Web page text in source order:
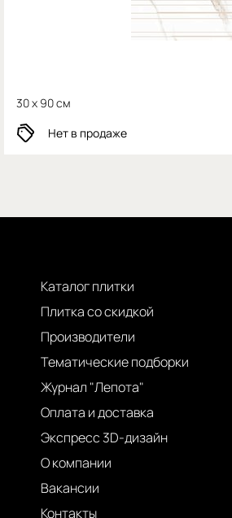
30 x 90 см
Нет в продаже
Каталог плитки
Плитка со скидкой
Производители
Тематические подборки
Журнал "Лепота"
Оплата и доставка
Экспресс 3D-дизайн
О компании
Вакансии
Контакты